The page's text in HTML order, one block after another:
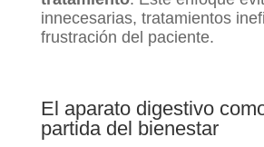
innecesarias, tratamientos
frustración del paciente.
El aparato digestivo
partida del bienestar